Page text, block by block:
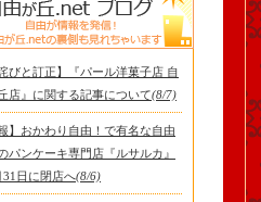
Gourmand
アルプス @sachiblueberryfarm か
いブルーベリーが😋
sachi..
定ランチセット(12:00〜15:00)は
した！※数量限定その日のおす
& booze ost
定ランチメニュー 】 ワンプレー
詫びと訂正】『パール洋菓子店 自
店』に関する記事について(8/7)
報】おかわり自由！で有名な自由
パンケーキ専門店『ルサルカ』
31日に閉店へ(8/6)